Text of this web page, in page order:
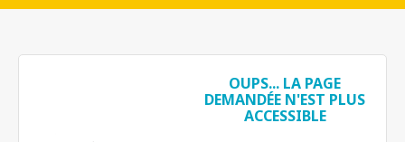
OUPS... LA PAGE
DEMANDÉE N'EST PLUS
ACCESSIBLE